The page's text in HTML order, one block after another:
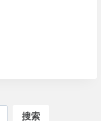
搜索